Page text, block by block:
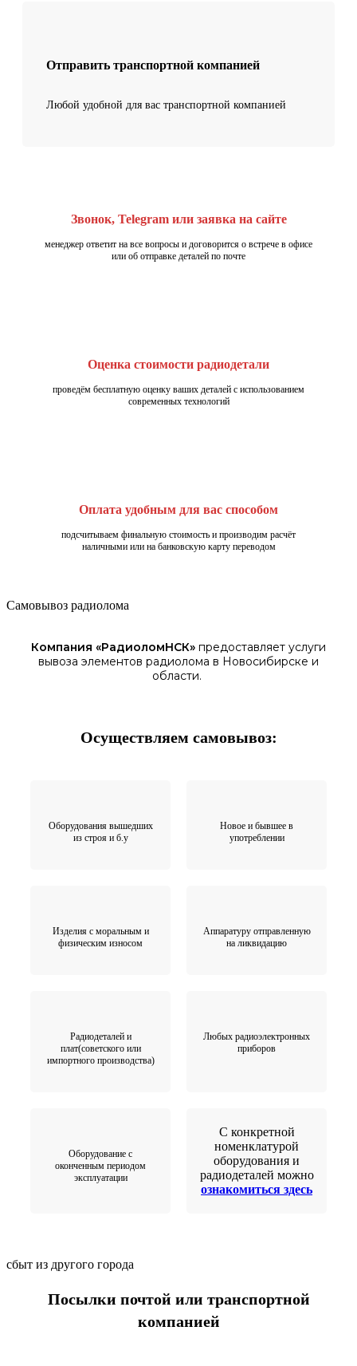
Отправить транспортной компанией
Любой удобной для вас транспортной компанией
Звонок, Telegram или заявка на сайте
менеджер ответит на все вопросы и договорится о встрече в офисе
или об отправке деталей по почте
Оценка стоимости радиодетали
проведём бесплатную оценку ваших деталей с использованием
современных технологий
Оплата удобным для вас способом
подсчитываем финальную стоимость и производим расчёт
наличными или на банковскую карту переводом
Самовывоз радиолома
Компания «РадиоломНСК» предоставляет услуги
вывоза элементов радиолома в Новосибирске и
области.
Осуществляем самовывоз:
Оборудования вышедших
из строя и б.у
Новое и бывшее в
употреблении
Изделия с моральным и
физическим износом
Аппаратуру отправленную
на ликвидацию
Радиодеталей и
плат(советского или
импортного производства)
Любых радиоэлектронных
приборов
Оборудование с
оконченным периодом
эксплуатации
С конкретной
номенклатурой
оборудования и
радиодеталей можно
ознакомиться здесь
сбыт из другого города
Посылки почтой или транспортной
компанией